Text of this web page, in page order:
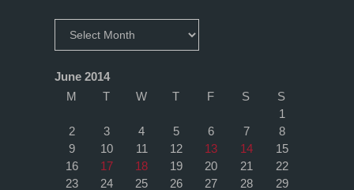
June 2014
M
T W T F S
S
1
2
3 4 5 6 7
8
9
10 11 12 13 14
15
16
17 18 19 20 21
22
23
24 25 26 27 28
29